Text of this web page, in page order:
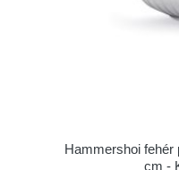
Hammershoi fehér
cm -